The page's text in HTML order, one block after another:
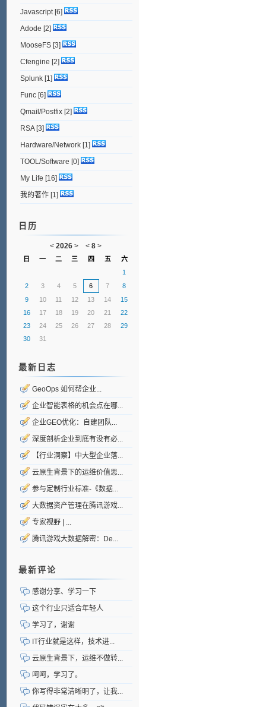
Javascript[6]
Adode [2]
MooseFS[3]
Cfengine [2]
Splunk[1]
Func[6]
Qmail/Postfix[2]
RSA[3]
Hardware/Network[1]
TOOL/Software [0]
My Life [16]
我的著作[1]
日历
< 2026 > < 8 >
日 一 二 三 四 五
六
1
2
3 4 5 6 7
8
9
10 11 12 13 14
15
16
17 18 19 20 21
22
23
24 25 26 27 28
29
30
31
最新日志
GeoOps 如何帮企业...
企业智能表格的机会点在哪...
企业GEO优化：自建团队...
深度剖析企业到底有没有必...
【行业洞察】中大型企业落...
云原生背景下的运维价值思...
参与定制行业标准-《数据...
大数据资产管理在腾讯游戏...
专家视野 | ...
腾讯游戏大数据解密：De...
最新评论
感谢分享、学习一下
这个行业只适合年轻人
学习了，谢谢
IT行业就是这样，技术进...
云原生背景下，运维不做转...
呵呵，学习了。
你写得非常清晰明了，让我...